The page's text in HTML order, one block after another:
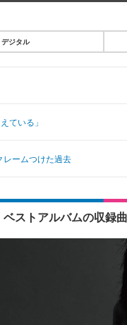
デジタル
ている」
ームつけた過去
ストアルバムの収録